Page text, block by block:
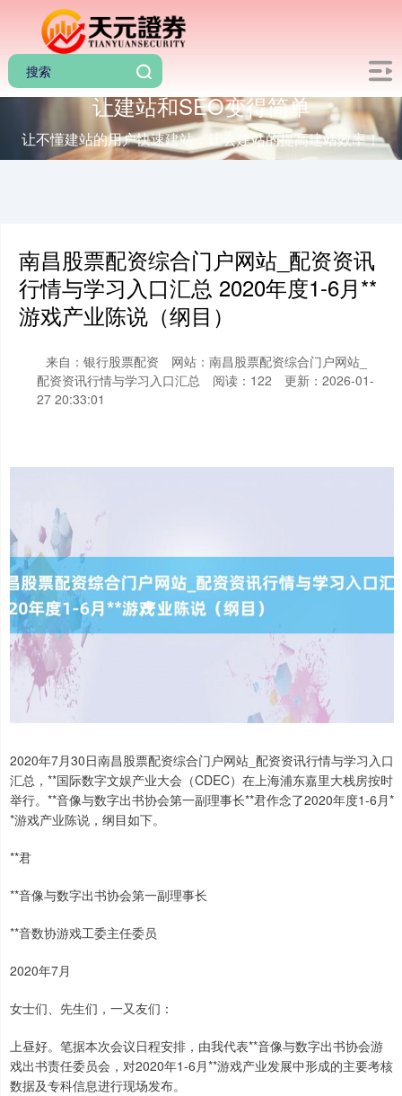
让建站和SEO变得简单
让不懂建站的用户快速建站，让会建站的提高建站效率！
南昌股票配资综合门户网站_配资资讯
行情与学习入口汇总 2020年度1-6月**
游戏产业陈说（纲目）
来自：银行股票配资
网站：南昌股票配资综合门户网站_
配资资讯行情与学习入口汇总
阅读：122
更新：2026-01-
27 20:33:01
2020年7月30日南昌股票配资综合门户网站_配资资讯行情与学习入口
汇总，**国际数字文娱产业大会（CDEC）在上海浦东嘉里大栈房按时
举行。**音像与数字出书协会第一副理事长**君作念了2020年度1-6月*
*游戏产业陈说，纲目如下。
**君
**音像与数字出书协会第一副理事长
**音数协游戏工委主任委员
2020年7月
女士们、先生们，一又友们：
上昼好。笔据本次会议日程安排，由我代表**音像与数字出书协会游
戏出书责任委员会，对2020年1-6月**游戏产业发展中形成的主要考核
数据及专科信息进行现场发布。